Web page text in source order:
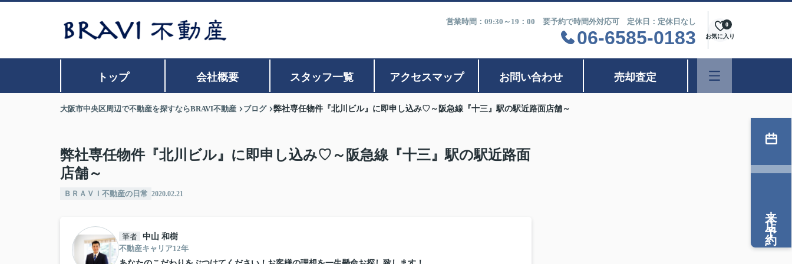
営業時間：09:30～19：00 要予約で時間外対応可 定休日：定休日なし
06-6585-0183 お気に入り
0
トップ 会社概要 スタッフ一覧 アクセスマップ お問い合わせ 売却査定
大阪市中央区周辺で不動産を探すならBRAVI不動産 ブログ 弊社専任物件『北川ビル』に即申し込み♡～阪急線『十三』駅の駅近路面店舗～
弊社専任物件『北川ビル』に即申し込み♡～阪急線『十三』駅の駅近路面
店舗～
ＢＲＡＶＩ不動産の日常 2020.02.21
筆者 中山 和樹
不動産キャリア12年
来店予約